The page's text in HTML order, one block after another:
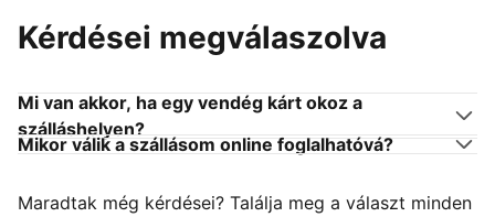
Kérdései megválaszolva
Mi van akkor, ha egy vendég kárt okoz a
szálláshelyen?
Mikor válik a szállásom online foglalhatóvá?
Maradtak még kérdései? Találja meg a választ minden